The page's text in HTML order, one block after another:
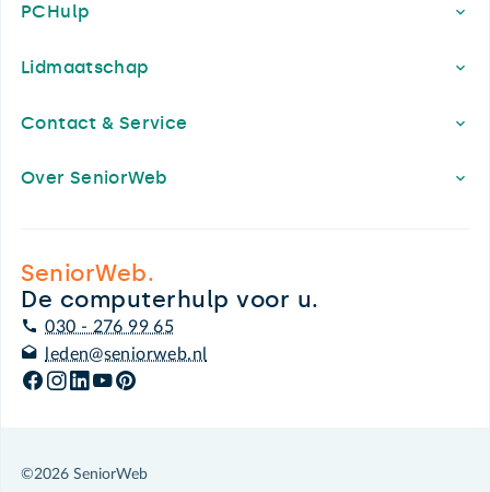
PCHulp
Lidmaatschap
Contact & Service
Over SeniorWeb
SeniorWeb.
De computerhulp voor u.
030 - 276 99 65
leden@seniorweb.nl
©2026 SeniorWeb